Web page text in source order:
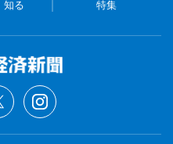
知る 特集